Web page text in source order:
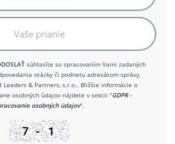
súhlasíte so spracovaním Vami zadaných
otázky či podnetu adresátom správy,
Leaders & Partners, s.r.o.. Bližšie informácie o
osobných údajov nájdete v sekcii "GDPR -
osobných údajov".